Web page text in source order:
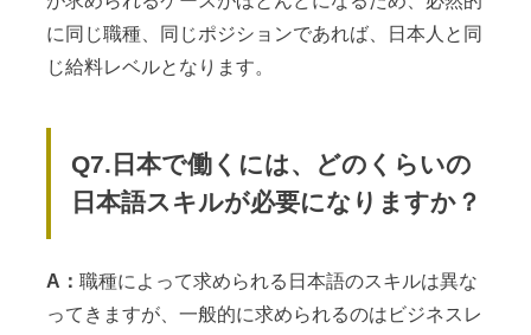
に同じ職種、同じポジションであれば、日本人と同
じ給料レベルとなります。
Q7.日本で働くには、どのくらいの
日本語スキルが必要になりますか？
A： 職種によって求められる日本語のスキルは異な
ってきますが、一般的に求められるのはビジネスレ